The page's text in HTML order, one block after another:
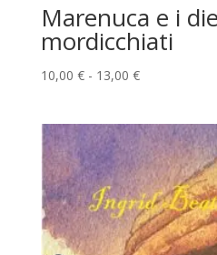
Marenuca e i
mordicchiati
10,00 € - 13,00 €Fascia
da
10,00 €
a
13,00 €